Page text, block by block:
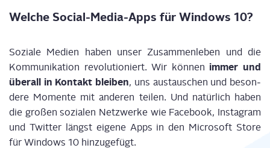
Wel­che Social-Media-Apps für Win­dows 10?
Sozia­le Medi­en haben unser Zusam­men­le­ben und die
Kom­mu­ni­ka­ti­on revo­lu­tio­niert. Wir kön­nen immer und
über­all in Kon­takt blei­ben, uns aus­tau­schen und beson­
de­re Momen­te mit ande­ren tei­len. Und natür­lich haben
die gro­ßen sozia­len Netz­wer­ke wie Face­book, Insta­gram
und Twit­ter längst eige­ne Apps in den Micro­soft Store
für Win­dows 10 hinzugefügt.